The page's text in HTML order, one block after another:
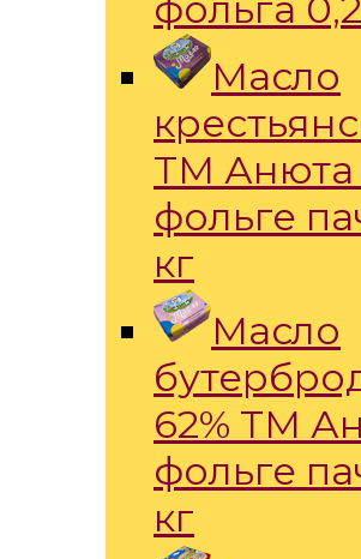
Масло
ТМ Анюта
фольге
кг
Масло
62% ТМ
фольге
кг